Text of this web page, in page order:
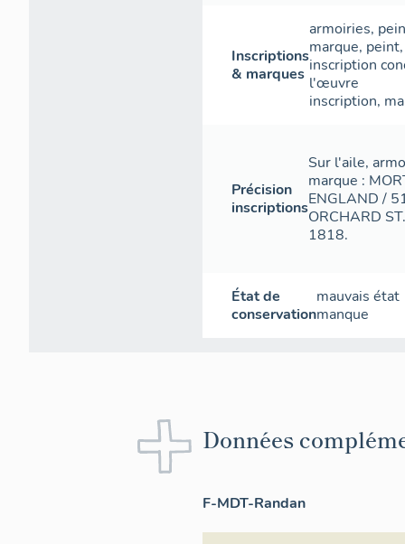
Inscriptions
& marques
armoiries,
marque, peint
inscription
l'œuvre
inscription,
Précision
inscriptions
Sur l'aile,
marque :
ENGLAND /
ORCHARD
1818.
État de
conservation
mauvais état
manque
Données
F-MDT-Randan